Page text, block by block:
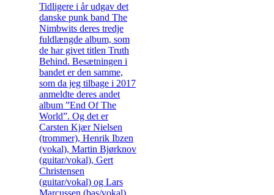
Tidligere i år udgav det
danske punk band The
Nimbwits deres tredje
fuldlængde album, som
de har givet titlen Truth
Behind. Besætningen i
bandet er den samme,
som da jeg tilbage i 2017
anmeldte deres andet
album ”End Of The
World”. Og det er
Carsten Kjær Nielsen
(trommer), Henrik Ibzen
(vokal), Martin Bjørknov
(guitar/vokal), Gert
Christensen
(guitar/vokal) og Lars
Marcussen (bas/vokal).